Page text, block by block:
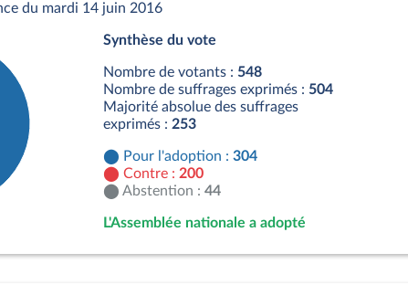
du mardi 14 juin 2016
Synthèse du vote
Nombre de votants : 548
Nombre de suffrages exprimés : 504
Majorité absolue des suffrages
exprimés : 253
Pour l'adoption : 304
Contre : 200
Abstention : 44
L'Assemblée nationale a adopté